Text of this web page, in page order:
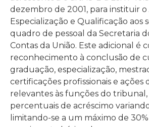
dezembro de 2001, para instituir o
Especialização e Qualificação aos
quadro de pessoal da Secretaria
Contas da União. Este adicional é
reconhecimento à conclusão de
graduação, especialização,
certificações profissionais e
relevantes às funções do tribunal,
percentuais de acréscimo variando
limitando-se a um máximo de